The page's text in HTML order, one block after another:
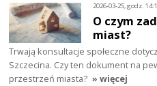
2026-03-25, godz.
O czym
miast?
Trwają konsultacje społeczne
Szczecina. Czy ten dokument na
przestrzeń miasta? » więcej